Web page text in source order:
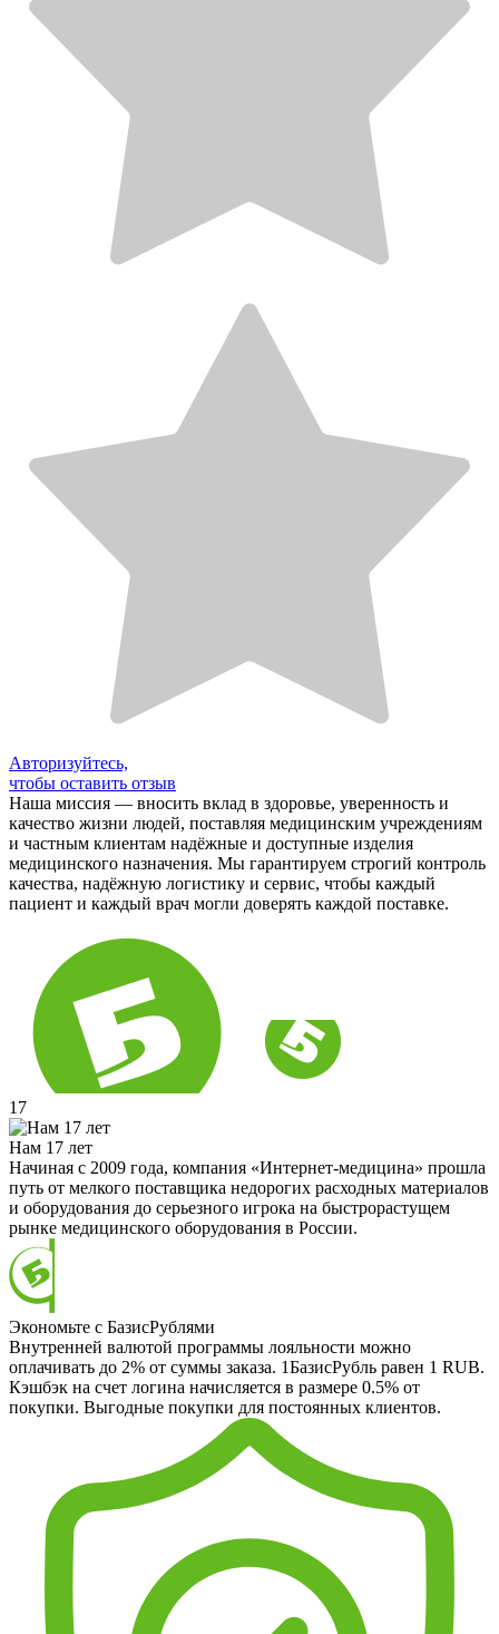
Авторизуйтесь,
чтобы оставить отзыв
Наша миссия — вносить вклад в здоровье, уверенность и
качество жизни людей, поставляя медицинским учреждениям
и частным клиентам надёжные и доступные изделия
медицинского назначения. Мы гарантируем строгий контроль
качества, надёжную логистику и сервис, чтобы каждый
пациент и каждый врач могли доверять каждой поставке.
17
Нам 17 лет
Начиная с 2009 года, компания «Интернет-медицина» прошла
путь от мелкого поставщика недорогих расходных материалов
и оборудования до серьезного игрока на быстрорастущем
рынке медицинского оборудования в России.
Экономьте с БазисРублями
Внутренней валютой программы лояльности можно
оплачивать до 2% от суммы заказа. 1БазисРубль равен 1 RUB.
Кэшбэк на счет логина начисляется в размере 0.5% от
покупки. Выгодные покупки для постоянных клиентов.